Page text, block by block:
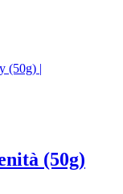
(50g)